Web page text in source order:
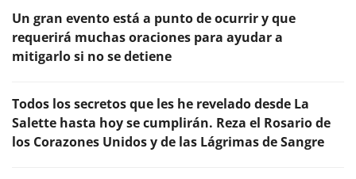
Un gran evento está a punto de ocurrir y que
requerirá muchas oraciones para ayudar a
mitigarlo si no se detiene
Todos los secretos que les he revelado desde La
Salette hasta hoy se cumplirán. Reza el Rosario de
los Corazones Unidos y de las Lágrimas de Sangre